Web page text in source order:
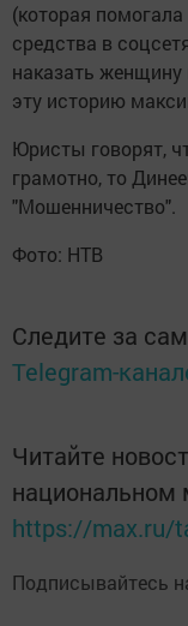
(которая
средства в
наказать женщину
эту историю
Юристы говорят,
грамотно, то
"Мошенничество".
Фото: НТВ
Следите за
Telegram-
Читайте
https://max.ru/
Подписывайтесь